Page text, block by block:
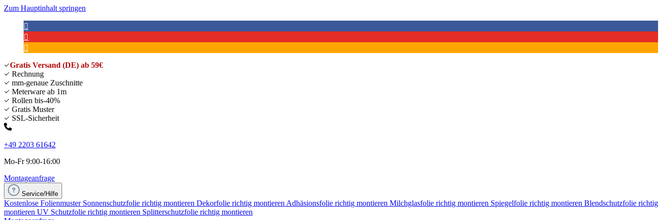
Zum Hauptinhalt springen
Gratis Versand (DE) ab 59€
Rechnung
mm-genaue Zuschnitte
Meterware ab 1m
Rollen bis-40%
Gratis Muster
SSL-Sicherheit
+49 2203 61642
Mo-Fr 9:00-16:00
Montageanfrage
Service/Hilfe
Kostenlose Folienmuster Sonnenschutzfolie richtig montieren Dekorfolie richtig montieren Adhäsionsfolie richtig montieren Milchglasfolie richtig montieren Spiegelfolie richtig montieren Blendschutzfolie richtig
montieren UV Schutzfolie richtig montieren Splitterschutzfolie richtig montieren